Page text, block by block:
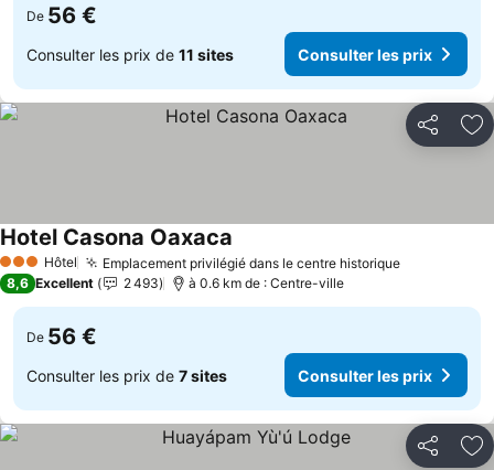
De 56 €
Consulter les prix de 11 sites Consulter les prix
Partager
3 ÉtoilesHôtel Emplacement privilégié dans le centre historique
Hotel Casona Oaxaca
8,6 Excellent 2 493 à 0.6 km de : Centre-ville
De 56 €
Consulter les prix de 7 sites Consulter les prix
Partager